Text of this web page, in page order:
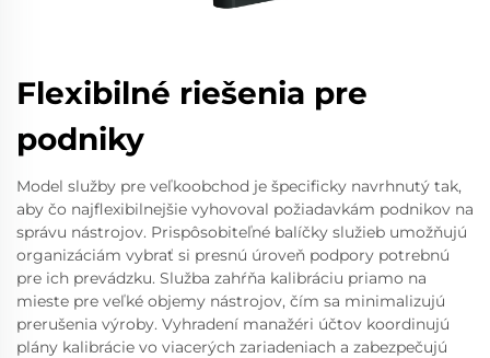
Flexibilné riešenia pre
podniky
Model služby pre veľkoobchod je špecificky navrhnutý tak,
aby čo najflexibilnejšie vyhovoval požiadavkám podnikov na
správu nástrojov. Prispôsobiteľné balíčky služieb umožňujú
organizáciám vybrať si presnú úroveň podpory potrebnú
pre ich prevádzku. Služba zahŕňa kalibráciu priamo na
mieste pre veľké objemy nástrojov, čím sa minimalizujú
prerušenia výroby. Vyhradení manažéri účtov koordinujú
plány kalibrácie vo viacerých zariadeniach a zabezpečujú